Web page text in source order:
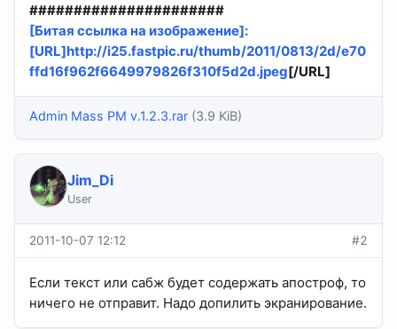
######################
[Битая ссылка на изображение]:
[URL]http://i25.fastpic.ru/thumb/2011/0813/2d/e70
ffd16f962f6649979826f310f5d2d.jpeg[/URL]
Admin Mass PM v.1.2.3.rar (3.9 KiB)
Jim_Di
User
2011-10-07 12:12 #2
Еcли текст или сабж будет содержать апостроф, то
ничего не отправит. Надо допилить экранирование.